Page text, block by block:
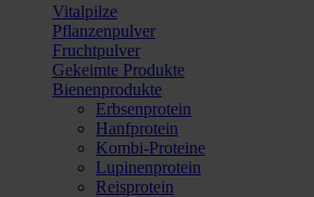
Vitalpilze
Pflanzenpulver
Fruchtpulver
Gekeimte Produkte
Bienenprodukte
Erbsenprotein
Hanfprotein
Kombi-Proteine
Lupinenprotein
Reisprotein